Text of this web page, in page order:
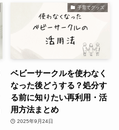
子育てグッズ
ベビーサークルを使わなく
なった後どうする？処分す
る前に知りたい再利用・活
用方法まとめ
2025年9月24日